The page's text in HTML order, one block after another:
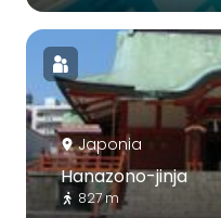
Japonia
Hanazono-jinja
827 m